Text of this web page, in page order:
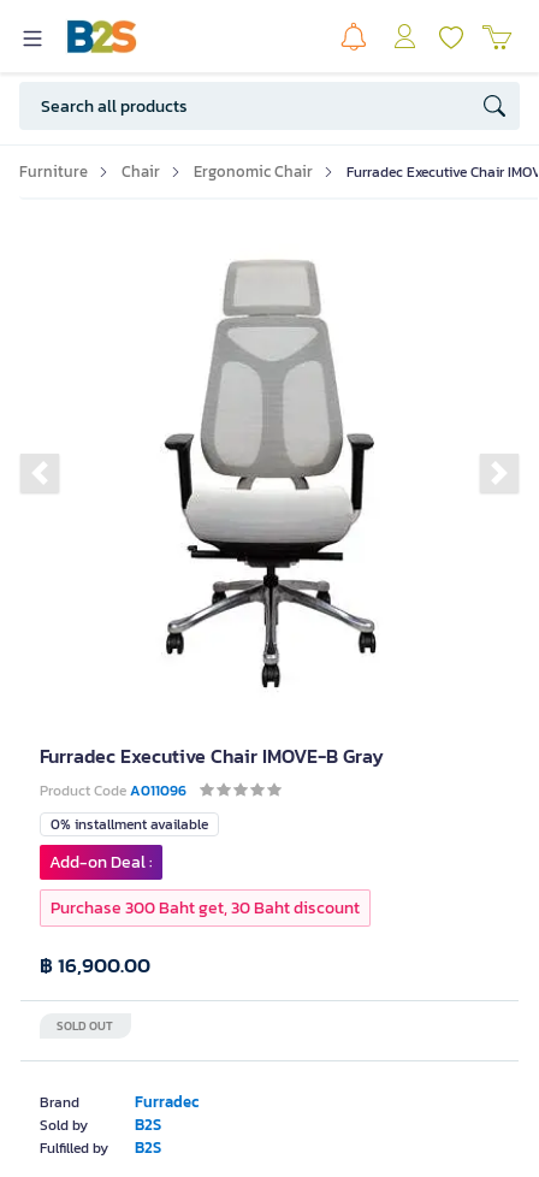
Furniture Chair Ergonomic Chair Furradec Executive Chair
Previous slide
Furradec Executive Chair IMOVE-B Gray
Product CodeA011096
Brand Furradec
Sold by B2S
Fulfilled by B2S
0% installment available
SOLD OUT
฿ 16,900.00
Add-on Deal :
Purchase 300 Baht get, 30 Baht discount